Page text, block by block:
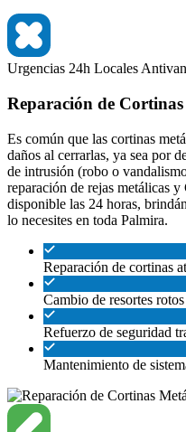
Urgencias 24h Locales
Reparación de
Es común que las cortinas
daños al cerrarlas, ya sea por
de intrusión (robo o
reparación de rejas metálicas
disponible las 24 horas,
lo necesites en toda Palmira.
Reparación de cortinas
Cambio de resortes
Refuerzo de seguridad
Mantenimiento de